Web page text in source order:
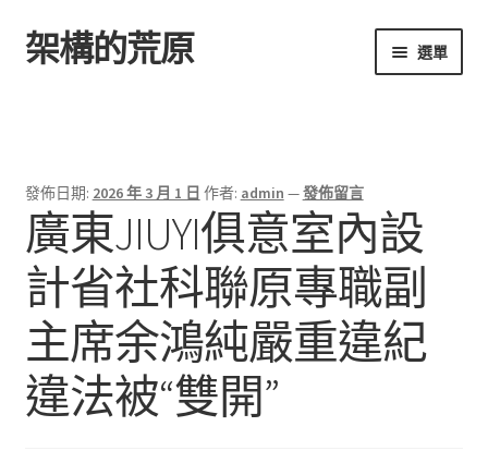
跳
至
跳
至
架構的荒原 選單
發佈日期: 2026 年 3 月 1 日 作者: admin —發佈留言
廣東JIUYI俱意室內設
計省社科聯原專職副
主席余鴻純嚴重違紀
違法被“雙開”